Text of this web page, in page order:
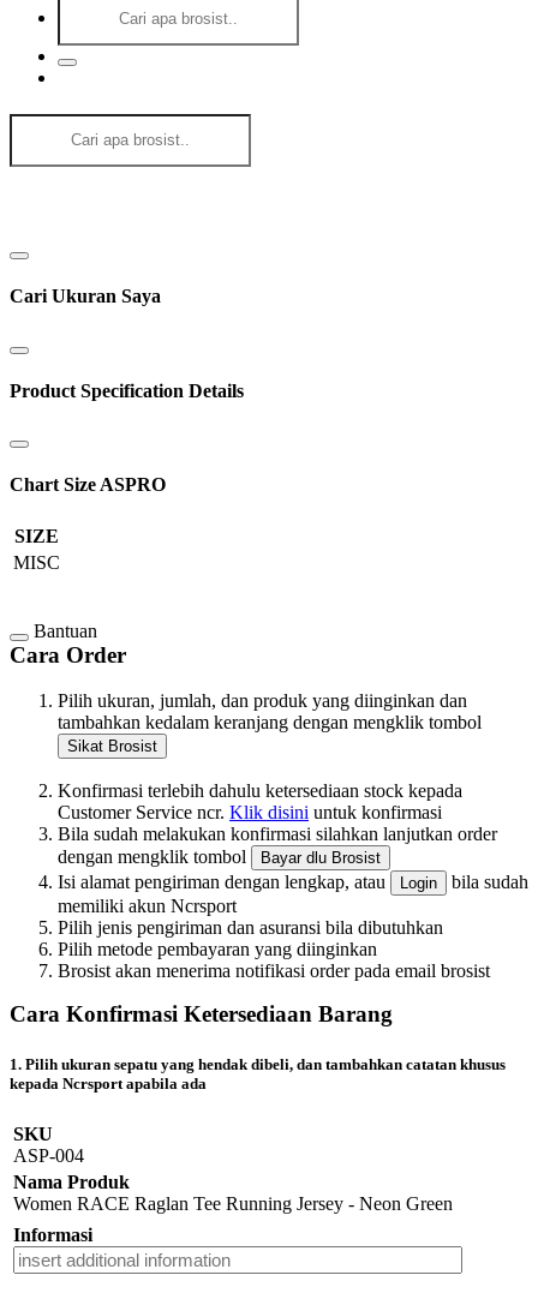
Cari Ukuran Saya
Product Specification Details
Chart Size ASPRO
SIZE
MISC
Bantuan
Cara Order
Pilih ukuran, jumlah, dan produk yang diinginkan dan
tambahkan kedalam keranjang dengan mengklik tombol
Sikat Brosist
Konfirmasi terlebih dahulu ketersediaan stock kepada
Customer Service ncr. Klik disini untuk konfirmasi
Bila sudah melakukan konfirmasi silahkan lanjutkan order
dengan mengklik tombol
Bayar dlu Brosist
Isi alamat pengiriman dengan lengkap, atau Login
bila sudah
memiliki akun Ncrsport
Pilih jenis pengiriman dan asuransi bila dibutuhkan
Pilih metode pembayaran yang diinginkan
Brosist akan menerima notifikasi order pada email brosist
Cara Konfirmasi Ketersediaan Barang
1. Pilih ukuran sepatu yang hendak dibeli, dan tambahkan catatan khusus
kepada Ncrsport apabila ada
SKU
ASP-004
Nama Produk
Women RACE Raglan Tee Running Jersey - Neon Green
Informasi